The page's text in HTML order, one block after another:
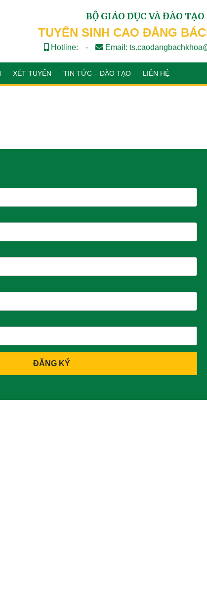
BỘ GIÁO DỤC VÀ ĐÀO TẠO
TUYỂN SINH CAO ĐẲNG
Hotline: - Email:
XÉT TUYỂN TIN TỨC – ĐÀO TẠO LIÊN HỆ
ĐĂNG KÝ